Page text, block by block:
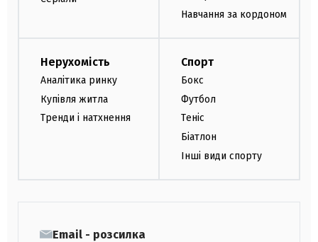
Навчання за кордоном
Нерухомість
Аналітика ринку
Купівля житла
Тренди і натхнення
Спорт
Бокс
Футбол
Теніс
Біатлон
Інші види спорту
Email - розсилка